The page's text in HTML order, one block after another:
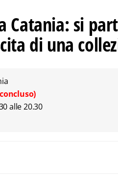
Catania: si
di una
alle 20.30